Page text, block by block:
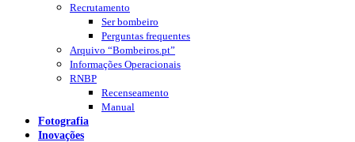
Recrutamento
Ser bombeiro
Perguntas frequentes
Arquivo “Bombeiros.pt”
Informações Operacionais
RNBP
Recenseamento
Manual
Fotografia
Inovações